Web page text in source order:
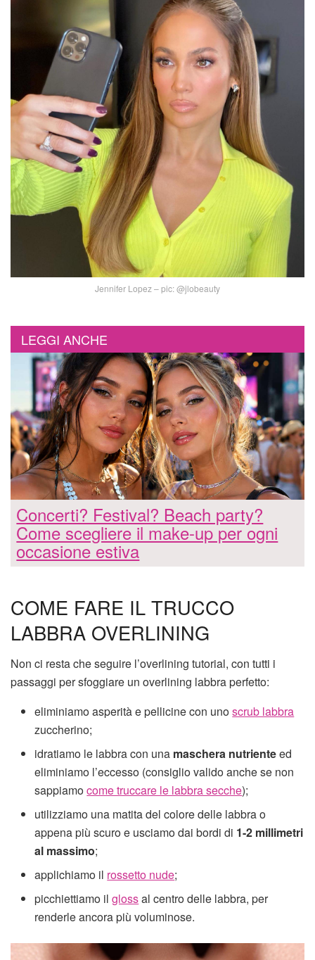
Jennifer Lopez – pic: @jlobeauty
LEGGI ANCHE
Concerti? Festival? Beach party?
Come scegliere il make-up per ogni
occasione estiva
COME FARE IL TRUCCO
LABBRA OVERLINING
Non ci resta che seguire l’overlining tutorial, con tutti i
passaggi per sfoggiare un overlining labbra perfetto:
eliminiamo asperità e pellicine con unoscrub labbra
zuccherino;
idratiamo le labbra con una maschera nutrienteed
eliminiamo l’eccesso (consiglio valido anche se non
sappiamocome truccare le labbra secche);
utilizziamo una matita del colore delle labbra o
appena più scuro e usciamo dai bordi di 1-2 millimetri
al massimo;
applichiamo il rossetto nude;
picchiettiamo ilglossal centro delle labbra, per
renderle ancora più voluminose.